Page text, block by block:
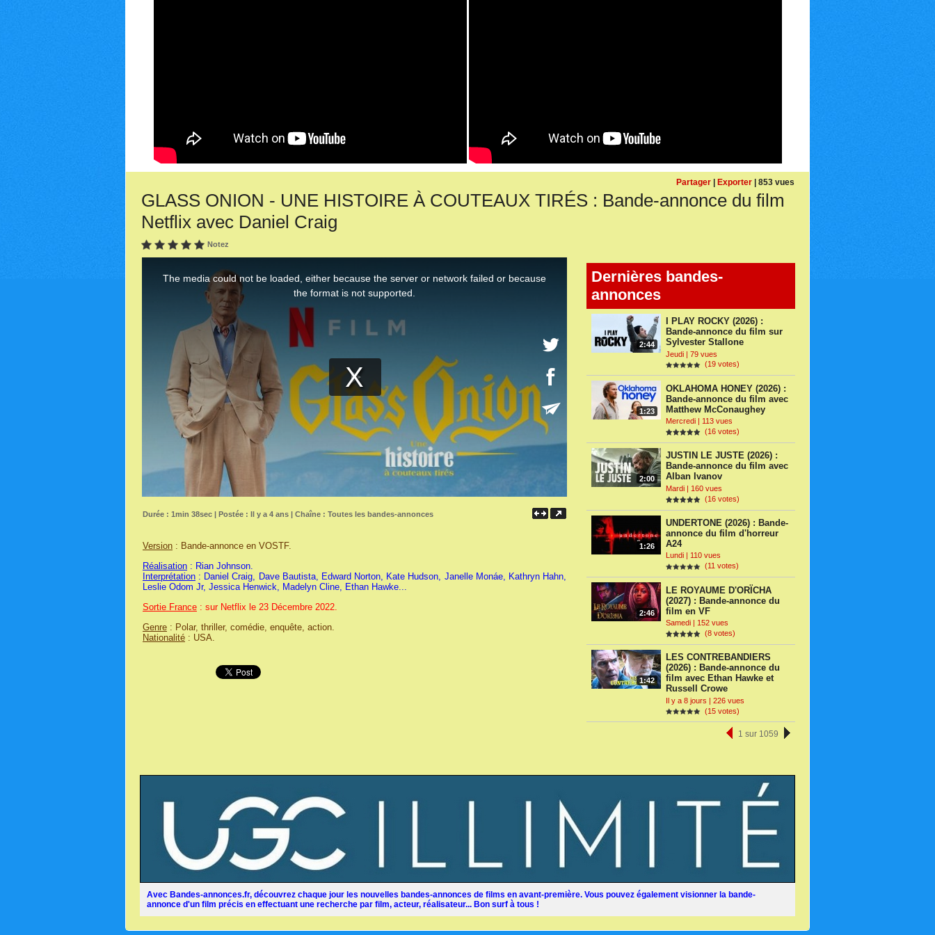
Partager | Exporter | 853 vues
GLASS ONION - UNE HISTOIRE À COUTEAUX TIRÉS : Bande-annonce du film
Netflix avec Daniel Craig
Notez
Dernières bandes-
annonces
2:44
I PLAY ROCKY (2026) :
Bande-annonce du film sur
Sylvester Stallone
Jeudi | 79 vues
(19 votes)
1:23
OKLAHOMA HONEY (2026) :
Bande-annonce du film avec
Matthew McConaughey
Mercredi | 113 vues
(16 votes)
2:00
JUSTIN LE JUSTE (2026) :
Bande-annonce du film avec
Alban Ivanov
Mardi | 160 vues
(16 votes)
1:26
UNDERTONE (2026) : Bande-
annonce du film d'horreur
A24
Lundi | 110 vues
(11 votes)
2:46
LE ROYAUME D'ORÏCHA
(2027) : Bande-annonce du
film en VF
Samedi | 152 vues
(8 votes)
1:42
LES CONTREBANDIERS
(2026) : Bande-annonce du
film avec Ethan Hawke et
Russell Crowe
Il y a 8 jours | 226 vues
(15 votes)
1 sur 1059
Durée : 1min 38sec | Postée : Il y a 4 ans | Chaîne : Toutes les bandes-annonces
Version : Bande-annonce en VOSTF.
Réalisation : Rian Johnson.
Interprétation : Daniel Craig, Dave Bautista, Edward Norton, Kate Hudson, Janelle Monáe, Kathryn Hahn,
Leslie Odom Jr, Jessica Henwick, Madelyn Cline, Ethan Hawke...
Sortie France : sur Netflix le 23 Décembre 2022.
Genre : Polar, thriller, comédie, enquête, action.
Nationalité : USA.
Avec Bandes-annonces.fr, découvrez chaque jour les nouvelles bandes-annonces de films en avant-première. Vous pouvez également visionner la bande-
annonce d'un film précis en effectuant une recherche par film, acteur, réalisateur... Bon surf à tous !